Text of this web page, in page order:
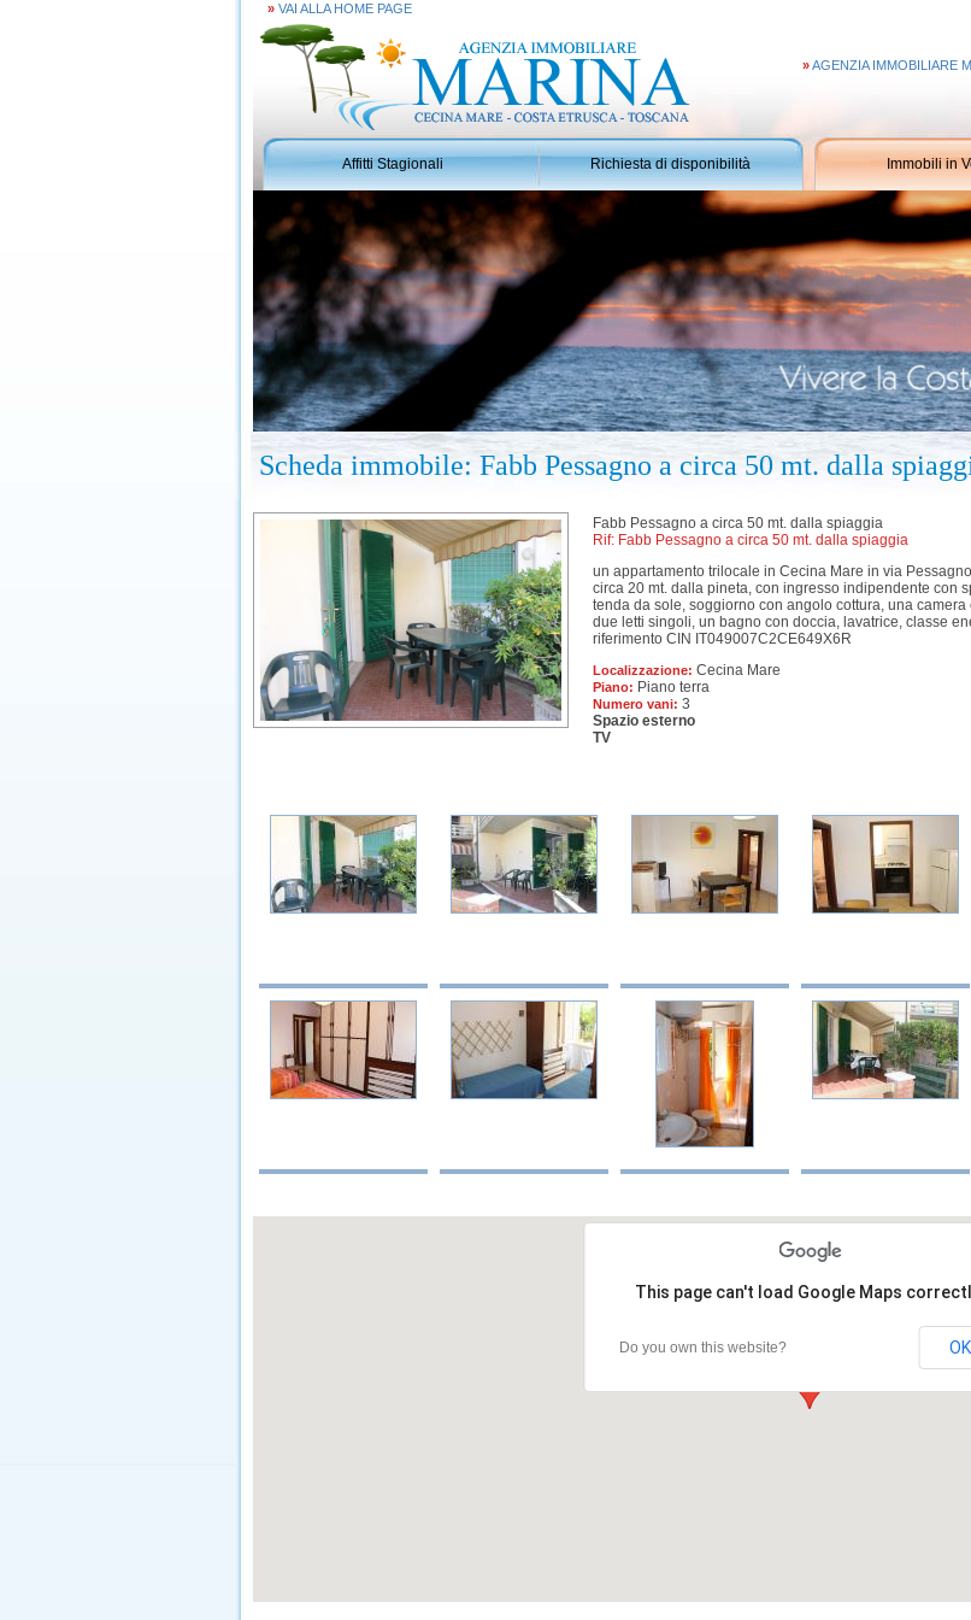
» VAI ALLA HOME PAGE
»AGENZIA IMMOBILIARE
Affitti Stagionali Richiesta di disponibilità Immobili in
Scheda immobile: Fabb Pessagno a circa 50 mt. dalla
Fabb Pessagno a circa 50 mt. dalla spiaggia
Rif: Fabb Pessagno a circa 50 mt. dalla spiaggia
un appartamento trilocale in Cecina Mare in via
circa 20 mt. dalla pineta, con ingresso indipendente con
tenda da sole, soggiorno con angolo cottura, una
due letti singoli, un bagno con doccia, lavatrice, classe
riferimento CIN IT049007C2CE649X6R
Localizzazione: Cecina Mare
Piano: Piano terra
Numero vani: 3
Spazio esterno
TV
This page can't load Google Maps
Do you own this website? OK